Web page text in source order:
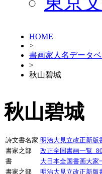
HOME
>
書画家人名データ
>
秋山碧城
秋山碧城
詩文書名家 明治大見立改正新版
書家之部
改正全国書画一覧
書
大日本全国書画大家
書家之部
明治大見立改正新版